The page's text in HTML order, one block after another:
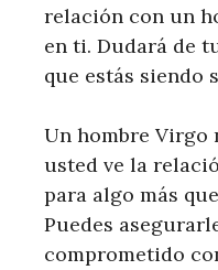
relación con un
en ti. Dudará de
que estás siendo
Un hombre Virgo
usted ve la
para algo más
Puedes
comprometido